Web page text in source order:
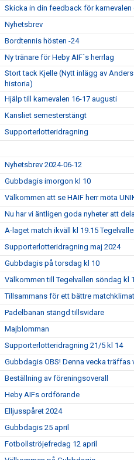
Skicka in din feedback för
Nyhetsbrev
Bordtennis hösten -24
Ny tränare för Heby AIF´s herrlag
Stort tack Kjelle (Nytt inlägg av
historia)
Hjälp till karnevalen 16-17 augusti
Kansliet semesterstängt
Supporterlotteridragning
Nyhetsbrev 2024-06-12
Gubbdagis imorgon kl 10
Välkommen att se HAIF herr möta
Nu har vi äntligen goda nyheter att
A-laget match ikväll kl 19.15
Supporterlotteridragning maj 2024
Gubbdagis på torsdag kl 10
Välkommen till Tegelvallen söndag kl
Tillsammans för ett bättre matchklimat
Padelbanan stängd tillsvidare
Majblomman
Supporterlotteridragning 21/5 kl 14
Gubbdagis OBS! Denna vecka träffas
Beställning av föreningsoverall
Heby AIFs ordförande
Elljusspåret 2024
Gubbdagis 25 april
Fotbollströjefredag 12 april